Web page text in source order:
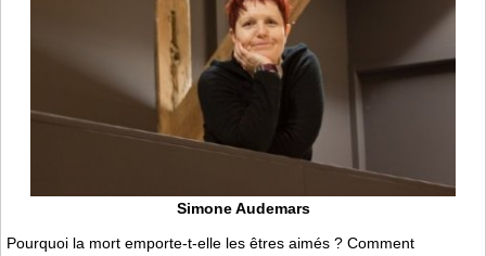
Simone Audemars
Pourquoi la mort emporte-t-elle les êtres aimés ? Comment